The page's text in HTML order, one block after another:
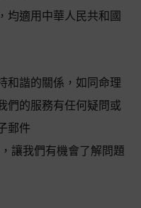
均適用中華人民共和國
和諧的關係，如同命理
們的服務有任何疑問或
郵件
讓我們有機會了解問題